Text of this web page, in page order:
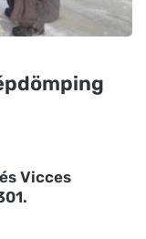
Vicces